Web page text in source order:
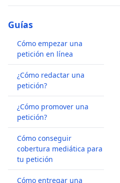
Guías
Cómo empezar una
petición en línea
¿Cómo redactar una
petición?
¿Cómo promover una
petición?
Cómo conseguir
cobertura mediática para
tu petición
Cómo entregar una